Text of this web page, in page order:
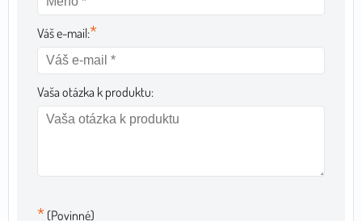
Váš e-mail:*
Vaša otázka k produktu:
* (Povinné)